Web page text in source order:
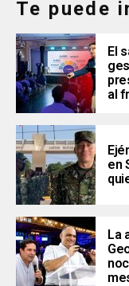
Te puede
El
al
en
La